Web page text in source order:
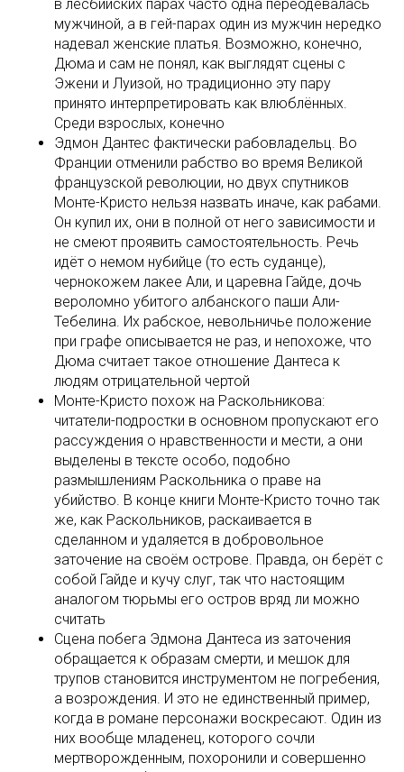
в лесбийских парах часто одна переодевалась
мужчиной, а в гей-парах один из мужчин нередко
надевал женские платья. Возможно, конечно,
Дюма и сам не понял, как выглядят сцены с
Эжени и Луизой, но традиционно эту пару
принято интерпретировать как влюблённых.
Среди взрослых, конечно
Эдмон Дантес фактически рабовладельц. Во
Франции отменили рабство во время Великой
французской революции, но двух спутников
Монте-Кристо нельзя назвать иначе, как рабами.
Он купил их, они в полной от него зависимости и
не смеют проявить самостоятельность. Речь
идёт о немом нубийце (то есть суданце),
чернокожем лакее Али, и царевна Гайде, дочь
вероломно убитого албанского паши Али-
Тебелина. Их рабское, невольничье положение
при графе описывается не раз, и непохоже, что
Дюма считает такое отношение Дантеса к
людям отрицательной чертой
Монте-Кристо похож на Раскольникова:
читатели-подростки в основном пропускают его
рассуждения о нравственности и мести, а они
выделены в тексте особо, подобно
размышлениям Раскольника о праве на
убийство. В конце книги Монте-Кристо точно так
же, как Раскольников, раскаивается в
сделанном и удаляется в добровольное
заточение на своём острове. Правда, он берёт с
собой Гайде и кучу слуг, так что настоящим
аналогом тюрьмы его остров вряд ли можно
считать
Сцена побега Эдмона Дантеса из заточения
обращается к образам смерти, и мешок для
трупов становится инструментом не погребения,
а возрождения. И это не единственный пример,
когда в романе персонажи воскресают. Один из
них вообще младенец, которого сочли
мертворожденным, похоронили и совершенно